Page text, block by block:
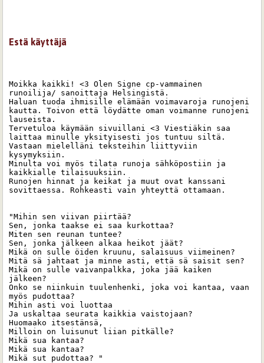
Estä käyttäjä
Moikka kaikki! <3 Olen Signe cp-vammainen
runoilija/ sanoittaja Helsingistä.
Haluan tuoda ihmisille elämään voimavaroja runojeni
kautta. Toivon että löydätte oman voimanne runojeni
lauseista.
Tervetuloa käymään sivuillani <3 Viestiäkin saa
laittaa minulle yksityisesti jos tuntuu siltä.
Vastaan mielelläni teksteihin liittyviin
kysymyksiin.
Minulta voi myös tilata runoja sähköpostiin ja
kaikkialle tilaisuuksiin.
Runojen hinnat ja keikat ja muut ovat kanssani
sovittaessa. Rohkeasti vain yhteyttä ottamaan.
"Mihin sen viivan piirtää?
Sen, jonka taakse ei saa kurkottaa?
Miten sen reunan tuntee?
Sen, jonka jälkeen alkaa heikot jäät?
Mikä on sulle öiden kruunu, salaisuus viimeinen?
Mitä sä jahtaat ja minne asti, että sä saisit sen?
Mikä on sulle vaivanpalkka, joka jää kaiken
jälkeen?
Onko se niinkuin tuulenhenki, joka voi kantaa, vaan
myös pudottaa?
Mihin asti voi luottaa
Ja uskaltaa seurata kaikkia vaistojaan?
Huomaako itsestänsä,
Milloin on luisunut liian pitkälle?
Mikä sua kantaa?
Mikä sua kantaa?
Mikä sut pudottaa? "